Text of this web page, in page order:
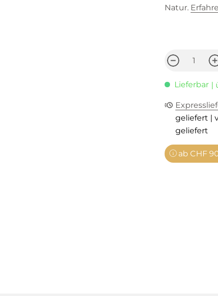
Natur.
Lieferbar |
geliefert |
geliefert
ab CHF